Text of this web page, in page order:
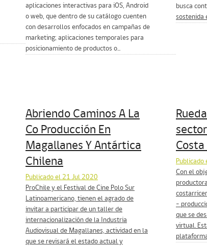
aplicaciones interactivas para iOS, Android
o web, que dentro de su catálogo cuenten
con desarrollos enfocados en campañas de
marketing; aplicaciones temporales para
posicionamiento de productos o...
busca
sostenida
Abriendo Caminos A La
Co Producción En
Magallanes Y Antártica
Chilena
Publicado el 21 Jul 2020
ProChile y el Festival de Cine Polo Sur
Latinoamericano, tienen el agrado de
invitar a participar de un taller de
internacionalización de la Industria
Audiovisual de Magallanes, actividad en la
que se revisará el estado actual y
Costa
Con el
–
que se
virtual.